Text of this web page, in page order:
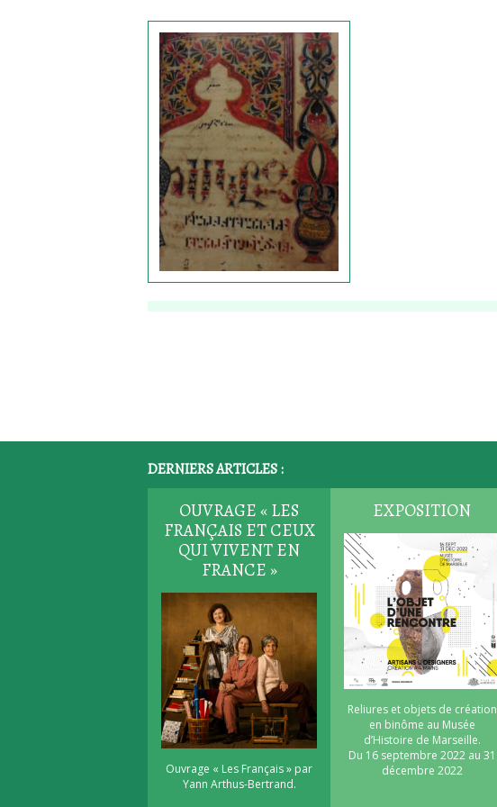
DERNIERS ARTICLES :
OUVRAGE « LES
FRANÇAIS ET CEUX
QUI VIVENT EN
FRANCE »
Ouvrage « Les Français » par
Yann Arthus-Bertrand.
EXPOSITION
Reliures et objets de création
en binôme au Musée
d’Histoire de Marseille.
Du 16 septembre 2022 au 31
décembre 2022